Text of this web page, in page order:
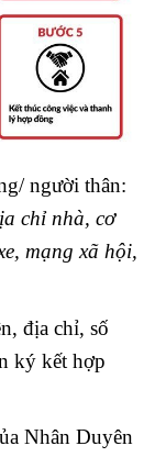
người thân:
chỉ nhà, cơ
mạng xã hội,
địa chỉ, số
ký kết hợp
Nhân Duyên